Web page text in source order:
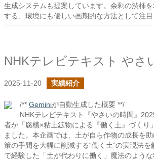
生成システムも提案しています。余剰の渋柿
する、環境にも優しい画期的な方法として注目
2025-11-20 実績紹介
/** Geminiが自動生成した概要 **/
NHKテレビテキスト『やさいの時間』
者が「腐植×粘土鉱物による『働く土』づくり
ました。本企画では、土が自ら作物の成長を
策の手間を大幅に削減する“働く土”の実現法
で経験した「土が代わりに働く」魔法のよう